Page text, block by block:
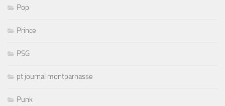
Pop
Prince
PSG
pt journal montparnasse
Punk